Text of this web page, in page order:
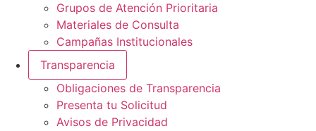
Grupos de Atención Prioritaria
Materiales de Consulta
Campañas Institucionales
Transparencia
Obligaciones de Transparencia
Presenta tu Solicitud
Avisos de Privacidad